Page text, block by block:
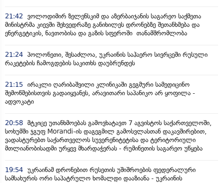
21:42
ვოლოდიმირ ზელენსკიმ და აზერბაიჯანის საგარეო საქმეთა
მინისტრმა კიევში შეხვედრაზე განიხილეს დრონებზე შეთანხმება და
ენერგეტიკის, ნავთობისა და გაზის სფეროში თანამშრომლობა
21:24 პოლონეთი, შესაძლოა, უკრაინის საჰაერო სივრცეში რუსული
რაკეტების ჩამოგდების საკითხს დაუბრუნდეს
21:15 ირაკლი ღარიბაშვილი კლინიკაში გეგმური სამედიცინო
შემოწმებისთვის გადაიყვანეს, არავითარი საპანიკო არ ყოფილა -
ადვოკატი
20:58 მტკიცე უთანხმოებას გამოვხატავთ 7 აგვისტოს საქართველოში,
სოხუმში ჯგუფ Morandi-ის დაგეგმილ გამოსვლასთან დაკავშირებით,
ვადასტურებთ საქართველოს სუვერენიტეტისა და ტერიტორიული
მთლიანობისადმი ურყევ მხარდაჭერას - რუმინეთის საგარეო უწყება
19:54 უკრაინამ დრონებით რუსეთის უშიშროების ფედერალური
სამსახურის ორი საპატრულო ხომალდი დააზიანა - უკრაინის